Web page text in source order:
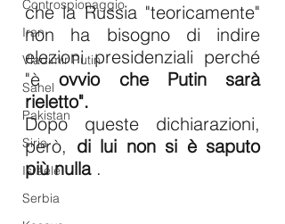
Controspionaggio
Iran
Vladimir Putin
Sahel
Pakistan
Siria
Israele
Serbia
che la Russia "teoricamente"
non ha bisogno di indire
elezioni presidenziali perché
"è ovvio che Putin sarà
rieletto".
Dopo queste dichiarazioni,
però, di lui non si è saputo
più nulla .